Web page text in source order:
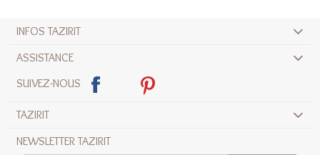
INFOS TAZIRIT
ASSISTANCE
SUIVEZ-NOUS
TAZIRIT
NEWSLETTER TAZIRIT